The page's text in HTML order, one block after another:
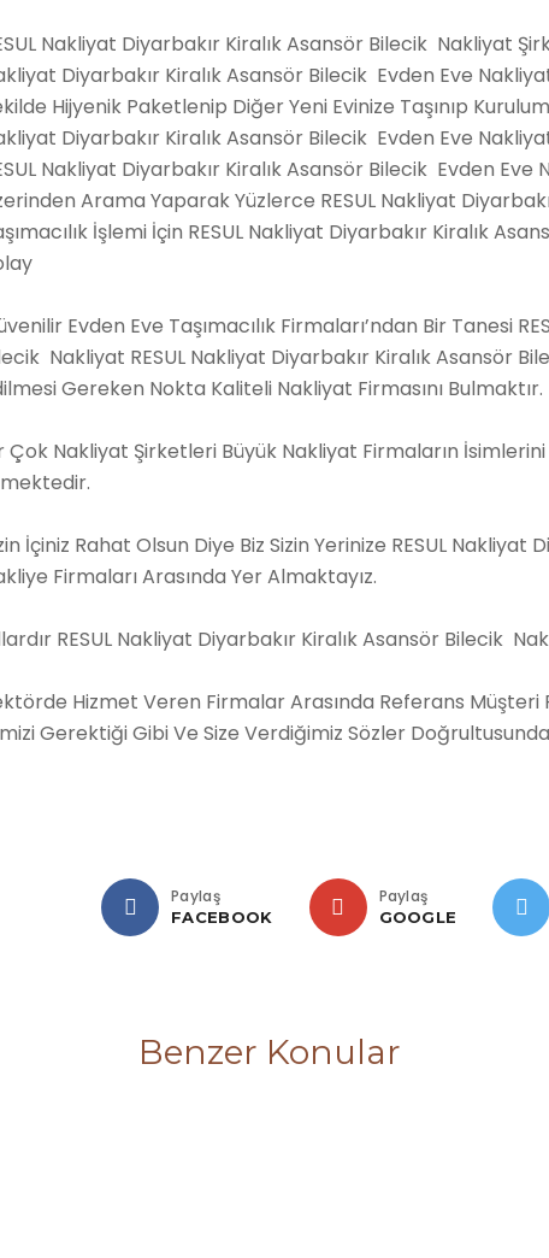
Nakliyat Diyarbakır Kiralık Asansör Bilecik Nakliyat
Diyarbakır Kiralık Asansör Bilecik Evden Eve
Hijyenik Paketlenip Diğer Yeni Evinize Taşınıp
Diyarbakır Kiralık Asansör Bilecik Evden Eve
Nakliyat Diyarbakır Kiralık Asansör Bilecik Evden
Arama Yaparak Yüzlerce RESUL Nakliyat
İşlemi İçin RESUL Nakliyat Diyarbakır Kiralık
Evden Eve Taşımacılık Firmaları’ndan Bir Tanesi
Nakliyat RESUL Nakliyat Diyarbakır Kiralık Asansör
Gereken Nokta Kaliteli Nakliyat Firmasını Bulmaktır.
Çok Nakliyat Şirketleri Büyük Nakliyat Firmaların
İçiniz Rahat Olsun Diye Biz Sizin Yerinize RESUL
Firmaları Arasında Yer Almaktayız.
RESUL Nakliyat Diyarbakır Kiralık Asansör Bilecik
Hizmet Veren Firmalar Arasında Referans Müşteri
Gerektiği Gibi Ve Size Verdiğimiz Sözler
Paylaş
FACEBOOK
Paylaş
GOOGLE
Benzer Konular